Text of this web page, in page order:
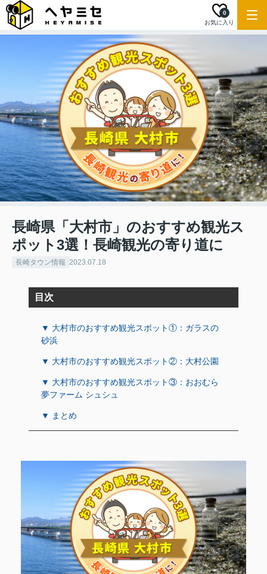
お気に入り
0
長崎県「大村市」のおすすめ観光ス
ポット3選！長崎観光の寄り道に
長崎タウン情報 2023.07.18
目次
▼ 大村市のおすすめ観光スポット①：ガラスの
砂浜
▼ 大村市のおすすめ観光スポット②：大村公園
▼ 大村市のおすすめ観光スポット③：おおむら
夢ファーム シュシュ
▼ まとめ